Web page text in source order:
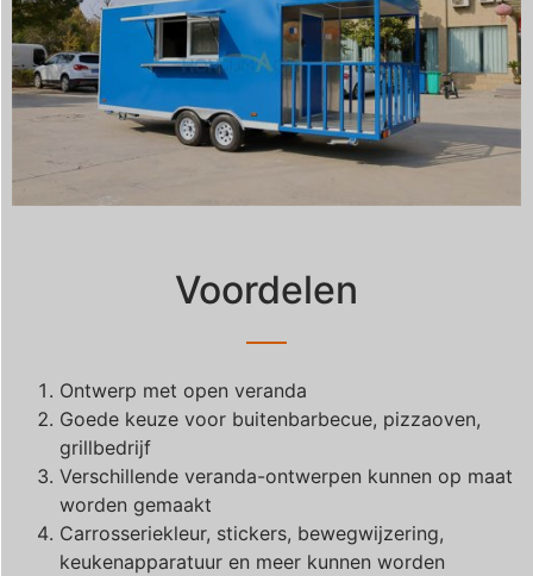
Voordelen
Ontwerp met open veranda
Goede keuze voor buitenbarbecue, pizzaoven,
grillbedrijf
Verschillende veranda-ontwerpen kunnen op maat
worden gemaakt
Carrosseriekleur, stickers, bewegwijzering,
keukenapparatuur en meer kunnen worden